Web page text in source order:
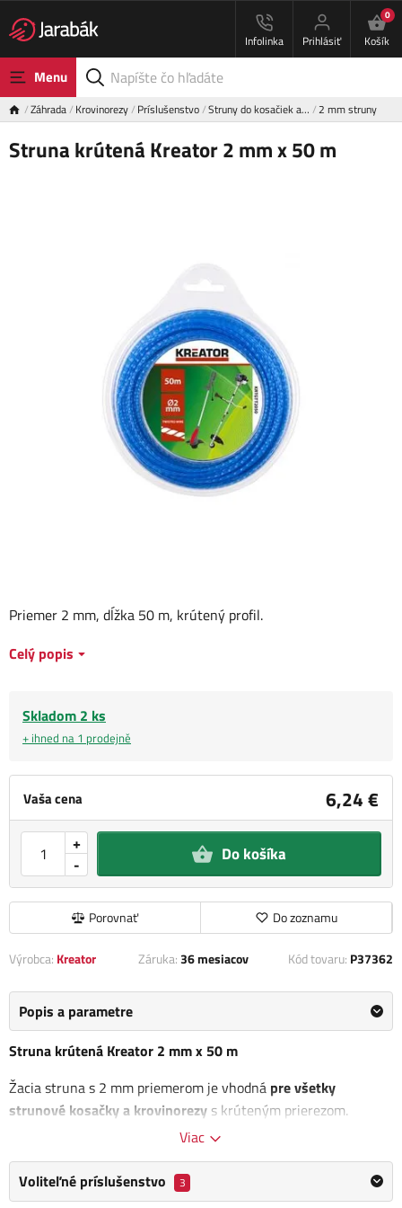
Infolinka Prihlásiť
0
Košík
Menu
Záhrada Krovinorezy Príslušenstvo Struny do kosačiek a… 2 mm struny
Struna krútená Kreator 2 mm x 50 m
Vaša cena 6,24 €
-
+ Do košíka
Porovnať Do zoznamu
Priemer 2 mm, dĺžka 50 m, krútený profil.
Celý popis
Skladom 2 ks
+ ihned na 1 prodejně
Výrobca: Kreator Záruka:36 mesiacov Kód tovaru: P37362
Popis a parametre
Struna krútená Kreator 2 mm x 50 m
Žacia struna s 2 mm priemerom je vhodná pre všetky
strunové kosačky a krovinorezy s krúteným prierezom.
Výrobca
Kreator
Viac
Voliteľné príslušenstvo 3